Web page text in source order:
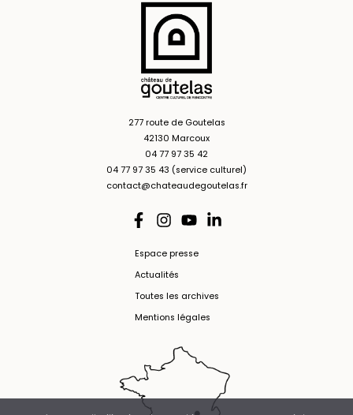
277 route de Goutelas
42130 Marcoux
04 77 97 35 42
04 77 97 35 43 (service culturel)
contact@chateaudegoutelas.fr
Espace presse
Actualités
Toutes les archives
Mentions légales